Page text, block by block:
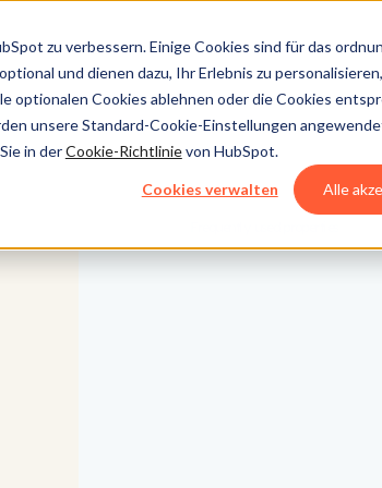
zu verbessern. Einige Cookies sind für das
und dienen dazu, Ihr Erlebnis zu
optionalen Cookies ablehnen oder die Cookies
unsere Standard-Cookie-Einstellungen
in derCookie-Richtlinievon HubSpot.
Cookies verwalten Alle